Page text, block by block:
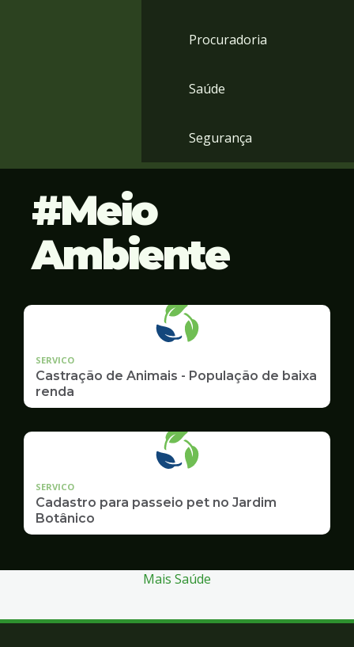
Procuradoria
Saúde
Segurança
Meio
Ambiente
SERVICO
Castração de Animais - População de baixa
renda
SERVICO
Cadastro para passeio pet no Jardim
Botânico
Mais Saúde